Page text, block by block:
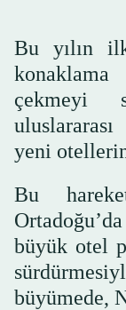
Bu yılın
konaklama
çekmeyi
yeni otellerin
Bu
büyük otel
büyümede,